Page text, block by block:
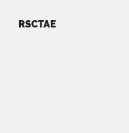
RSCTAE